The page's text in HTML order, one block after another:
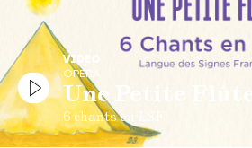
VIDEO
OPERA
Une Petite Flûte
6 chants en LSF